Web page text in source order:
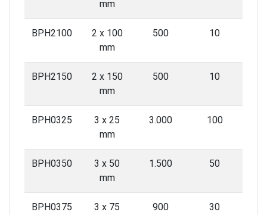
mm
BPH2100
2 x 100
mm
500 10
BPH2150
2 x 150
mm
500 10
BPH0325
3 x 25
mm
3.000 100
BPH0350
3 x 50
mm
1.500 50
BPH0375
3 x 75
900 30